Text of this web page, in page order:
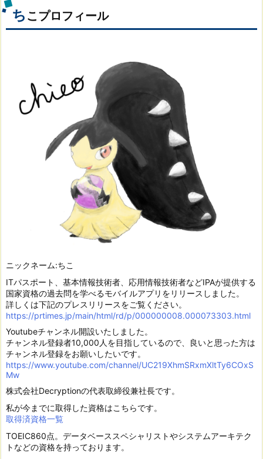
ち こプロフィール
ニックネーム:ちこ
ITパスポート、基本情報技術者、応用情報技術者などIPAが提供する
国家資格の過去問を学べるモバイルアプリをリリースしました。
詳しくは下記のプレスリリースをご覧ください。
https://prtimes.jp/main/html/rd/p/000000008.000073303.html
Youtubeチャンネル開設いたしました。
チャンネル登録者10,000人を目指しているので、良いと思った方は
チャンネル登録をお願いしたいです。
https://www.youtube.com/channel/UC219XhmSRxmXltTy6COxS
Mw
株式会社Decryptionの代表取締役兼社長です。
私が今までに取得した資格はこちらです。
取得済資格一覧
TOEIC860点。データベーススペシャリストやシステムアーキテク
トなどの資格を持っております。